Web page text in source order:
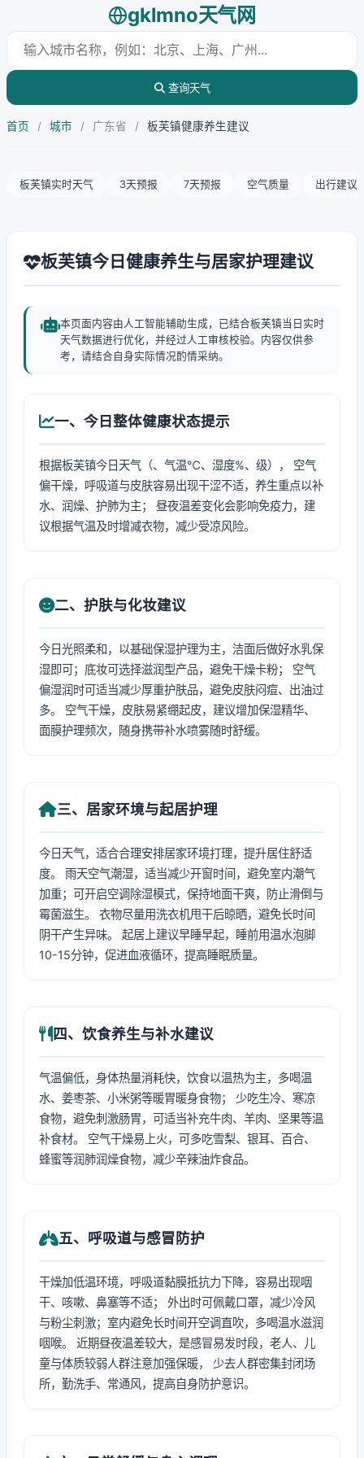
gklmno天气网
查询天气
首页 / 城市 / 广东省 / 板芙镇健康养生建议
板芙镇实时天气 3天预报 7天预报 空气质量 出行建议
板芙镇今日健康养生与居家护理建议
本页面内容由人工智能辅助生成，已结合板芙镇当日实时
天气数据进行优化，并经过人工审核校验。内容仅供参
考，请结合自身实际情况酌情采纳。
一、今日整体健康状态提示
根据板芙镇今日天气（、气温℃、湿度%、级）， 空气
偏干燥，呼吸道与皮肤容易出现干涩不适，养生重点以补
水、润燥、护肺为主； 昼夜温差变化会影响免疫力，建
议根据气温及时增减衣物，减少受凉风险。
二、护肤与化妆建议
今日光照柔和，以基础保湿护理为主，洁面后做好水乳保
湿即可；底妆可选择滋润型产品，避免干燥卡粉； 空气
偏湿润时可适当减少厚重护肤品，避免皮肤闷痘、出油过
多。 空气干燥，皮肤易紧绷起皮，建议增加保湿精华、
面膜护理频次，随身携带补水喷雾随时舒缓。
三、居家环境与起居护理
今日天气，适合合理安排居家环境打理，提升居住舒适
度。 雨天空气潮湿，适当减少开窗时间，避免室内潮气
加重；可开启空调除湿模式，保持地面干爽，防止滑倒与
霉菌滋生。 衣物尽量用洗衣机甩干后晾晒，避免长时间
阴干产生异味。 起居上建议早睡早起，睡前用温水泡脚
10-15分钟，促进血液循环，提高睡眠质量。
四、饮食养生与补水建议
气温偏低，身体热量消耗快，饮食以温热为主，多喝温
水、姜枣茶、小米粥等暖胃暖身食物； 少吃生冷、寒凉
食物，避免刺激肠胃，可适当补充牛肉、羊肉、坚果等温
补食材。 空气干燥易上火，可多吃雪梨、银耳、百合、
蜂蜜等润肺润燥食物，减少辛辣油炸食品。
五、呼吸道与感冒防护
干燥加低温环境，呼吸道黏膜抵抗力下降，容易出现咽
干、咳嗽、鼻塞等不适； 外出时可佩戴口罩，减少冷风
与粉尘刺激；室内避免长时间开空调直吹，多喝温水滋润
咽喉。 近期昼夜温差较大，是感冒易发时段，老人、儿
童与体质较弱人群注意加强保暖， 少去人群密集封闭场
所，勤洗手、常通风，提高自身防护意识。